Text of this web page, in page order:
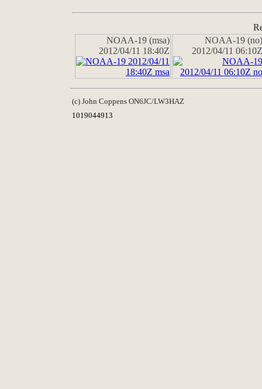
NOAA-19 (msa)
2012/04/11 18:40Z
NOAA-19 (no)
2012/04/11 06:10Z
(c) John Coppens ON6JC/LW3HAZ
1019044913